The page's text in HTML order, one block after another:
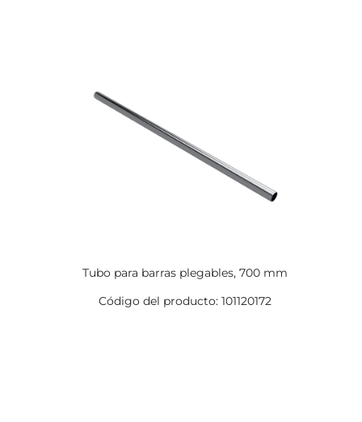
Tubo para barras plegables, 700 mm
Código del producto: 101120172